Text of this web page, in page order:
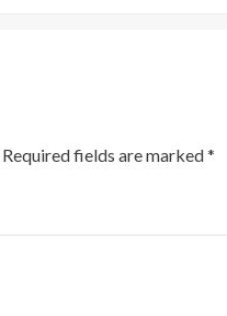
Required fields are marked*